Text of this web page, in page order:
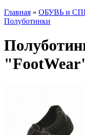
Главная » ОБУВЬ и
Полуботинки